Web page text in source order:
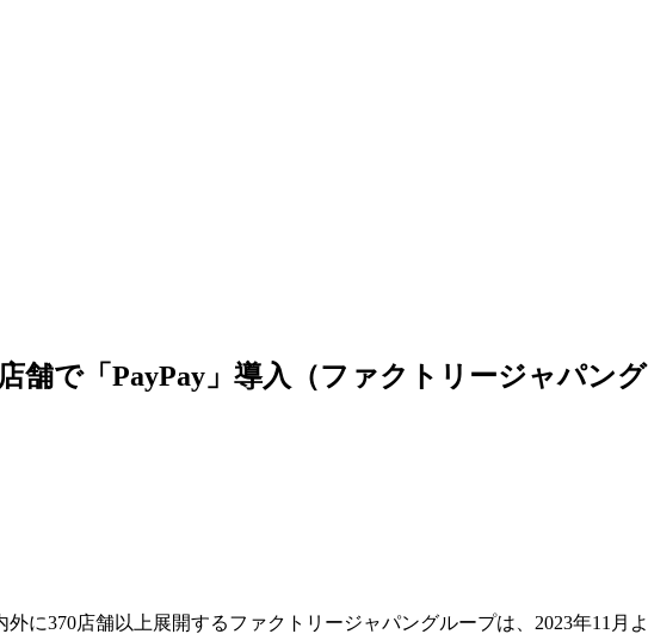
舗で「PayPay」導入（ファクトリージャパング
に370店舗以上展開するファクトリージャパングループは、2023年11月よ